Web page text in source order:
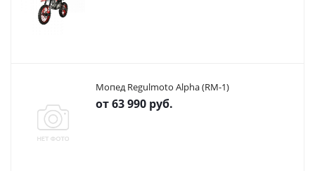
Мопед Regulmoto Alpha (RM-1)
от63 990 руб.